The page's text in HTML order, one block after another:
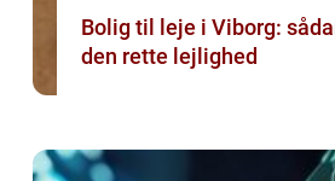
Bolig til leje i Viborg:
den rette lejlighed